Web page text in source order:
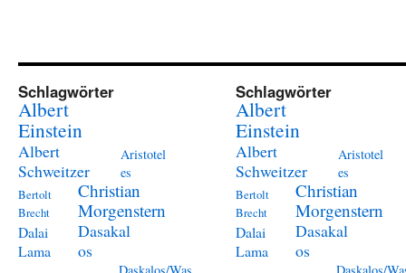
Schlagwörter
Albert
Einstein
Albert
Schweitzer
Aristotel
es
Bertolt
Brecht
Christian
Morgenstern
Dalai
Lama
Dasakal
os
Schlagwörter
Albert
Einstein
Albert
Schweitzer
Aristotel
es
Bertolt
Brecht
Christian
Morgenstern
Dalai
Lama
Dasakal
os